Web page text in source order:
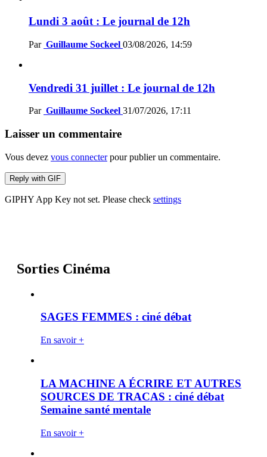
Lundi 3 août : Le journal de 12h
Par Guillaume Sockeel 03/08/2026, 14:59
Vendredi 31 juillet : Le journal de 12h
Par Guillaume Sockeel 31/07/2026, 17:11
Laisser un commentaire
Vous devez vous connecterpour publier un commentaire.
Reply with GIF
GIPHY App Key not set. Please check settings
Sorties Cinéma
SAGES FEMMES : ciné débat
En savoir +
LA MACHINE A ÉCRIRE ET AUTRES
SOURCES DE TRACAS : ciné débat
Semaine santé mentale
En savoir +